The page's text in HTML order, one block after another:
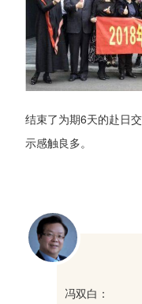
结束了为期6天的赴日
示感触良多。
冯双白：